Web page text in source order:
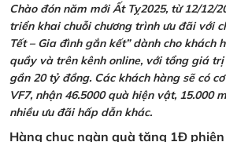
Chào đón năm mới Ất Tỵ2025, từ 12/12/
triển khai chuỗi chương trình ưu đãi với
Tết – Gia đình gắn kết” dành cho khách
quầy và trên kênh online, với tổng giá
gần 20 tỷ đồng. Các khách hàng sẽ có
VF7, nhận 46.5000 quà hiện vật, 15.000
nhiều ưu đãi hấp dẫn khác.
Hàng chục ngàn quà tặng 1Đ